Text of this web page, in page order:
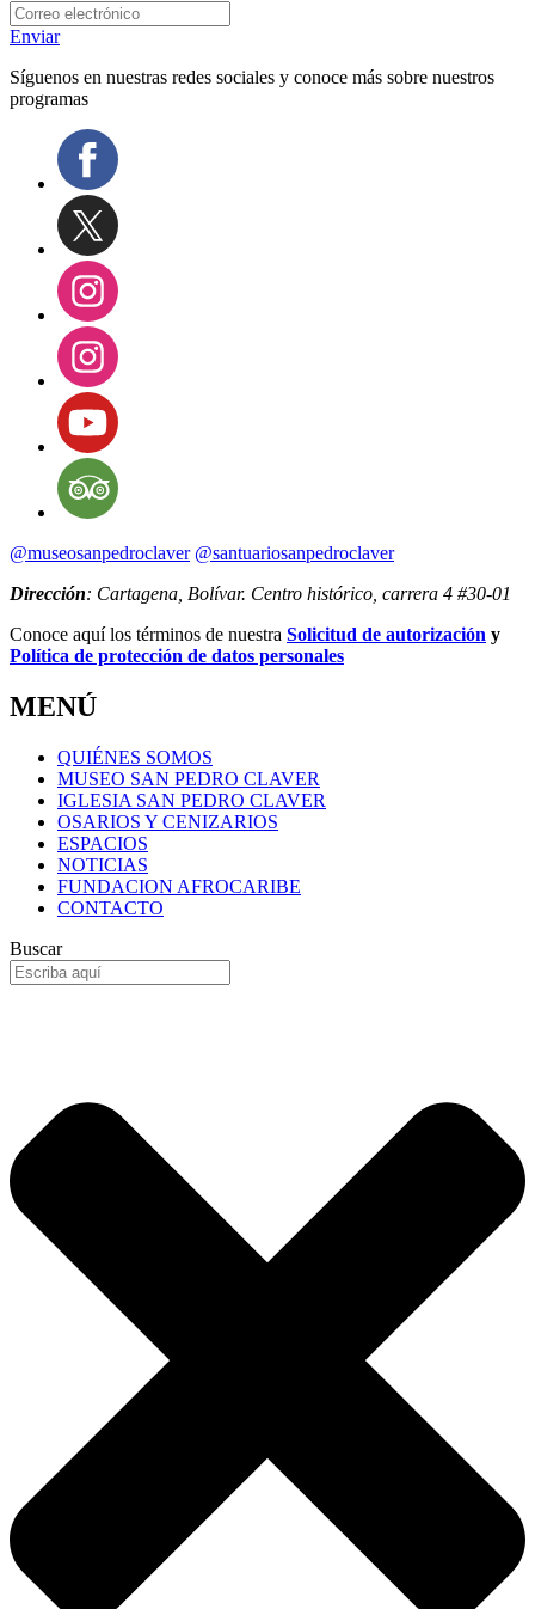
Enviar
Síguenos en nuestras redes sociales y conoce más sobre nuestros
programas
@museosanpedroclaver @santuariosanpedroclaver
Dirección: Cartagena, Bolívar. Centro histórico, carrera 4 #30-01
Conoce aquí los términos de nuestra Solicitud de autorización y
Política de protección de datos personales
MENÚ
QUIÉNES SOMOS
MUSEO SAN PEDRO CLAVER
IGLESIA SAN PEDRO CLAVER
OSARIOS Y CENIZARIOS
ESPACIOS
NOTICIAS
FUNDACION AFROCARIBE
CONTACTO
Buscar